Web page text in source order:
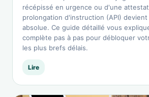
récépissé en urgence ou d'une
prolongation d'instruction (API)
absolue. Ce guide détaillé vous
complète pas à pas pour débloquer
les plus brefs délais.
Lire